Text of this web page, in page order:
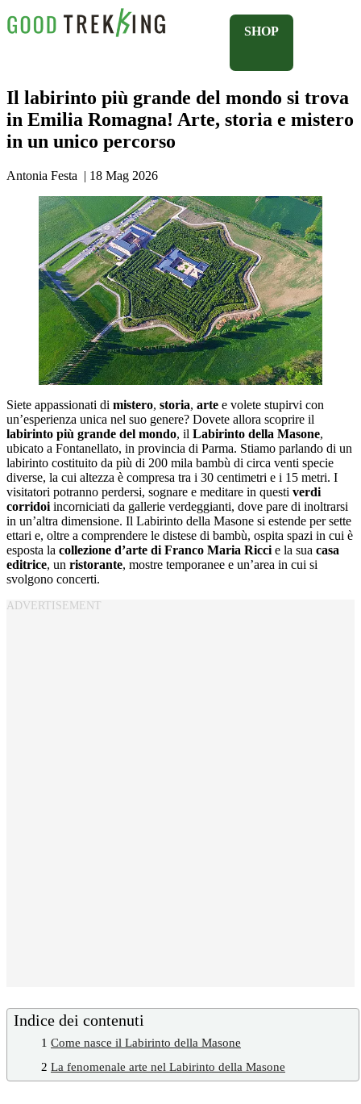
SHOP
Il labirinto più grande del mondo si trova
in Emilia Romagna! Arte, storia e mistero
in un unico percorso
Antonia Festa | 18 Mag 2026
Siete appassionati di mistero, storia, arte e volete stupirvi con
un’esperienza unica nel suo genere? Dovete allora scoprire il
labirinto più grande del mondo, il Labirinto della Masone,
ubicato a Fontanellato, in provincia di Parma. Stiamo parlando di un
labirinto costituito da più di 200 mila bambù di circa venti specie
diverse, la cui altezza è compresa tra i 30 centimetri e i 15 metri. I
visitatori potranno perdersi, sognare e meditare in questi verdi
corridoiincorniciati da gallerie verdeggianti, dove pare di inoltrarsi
in un’altra dimensione. Il Labirinto della Masone si estende per sette
ettari e, oltre a comprendere le distese di bambù, ospita spazi in cui è
esposta la collezione d’arte di Franco Maria Riccie la sua casa
editrice, un ristorante, mostre temporanee e un’area in cui si
svolgono concerti.
Indice dei contenuti
1 Come nasce il Labirinto della Masone
2 La fenomenale arte nel Labirinto della Masone